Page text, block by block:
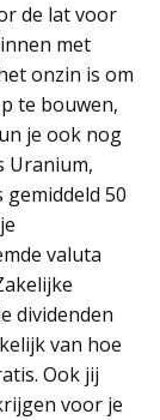
de lat voor
met
onzin is om
te bouwen,
je ook nog
Uranium,
50
valuta
dividenden
van hoe
Ook jij
voor je